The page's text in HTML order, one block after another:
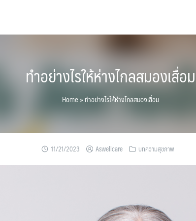
ทำอย่างไรให้ห่างไกลสมองเสื่อม
Home »ทำอย่างไรให้ห่างไกลสมองเสื่อม
11/21/2023 Aswellcare บทความสุขภาพ